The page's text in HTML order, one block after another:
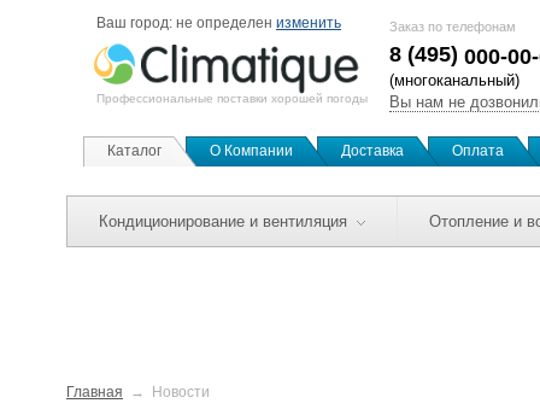
Ваш город: не определен изменить
Профессиональные поставки хорошей погоды
Заказ по телефонам
8 (495) 000-
(многоканальный)
Вы нам не
Каталог О Компании Доставка Оплата
Кондиционирование и вентиляция Отопление и
Главная Новости